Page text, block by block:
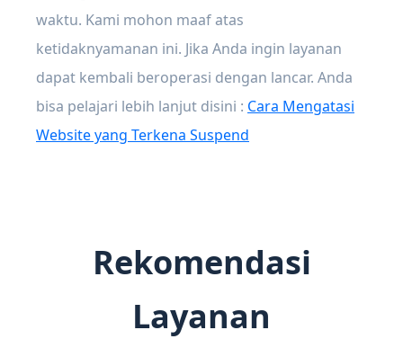
waktu. Kami mohon maaf atas
ketidaknyamanan ini. Jika Anda ingin layanan
dapat kembali beroperasi dengan lancar. Anda
bisa pelajari lebih lanjut disini : Cara Mengatasi
Website yang Terkena Suspend
Rekomendasi
Layanan